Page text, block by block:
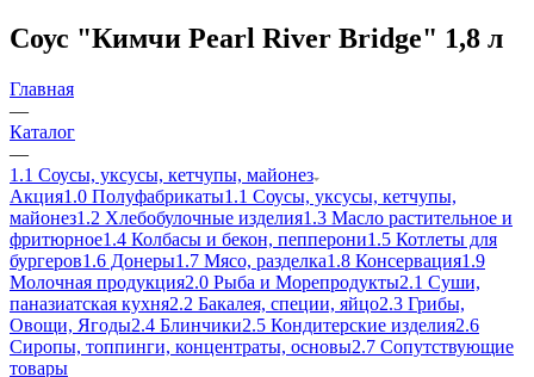
Соус "Кимчи Pearl River Bridge" 1,8 л
Главная
—
Каталог
—
1.1 Соусы, уксусы, кетчупы, майонез
Акция1.0 Полуфабрикаты1.1 Соусы, уксусы, кетчупы,
майонез1.2 Хлебобулочные изделия1.3 Масло растительное и
фритюрное1.4 Колбасы и бекон, пепперони1.5 Котлеты для
бургеров1.6 Донеры1.7 Мясо, разделка1.8 Консервация1.9
Молочная продукция2.0 Рыба и Морепродукты2.1 Суши,
паназиатская кухня2.2 Бакалея, специи, яйцо2.3 Грибы,
Овощи, Ягоды2.4 Блинчики2.5 Кондитерские изделия2.6
Сиропы, топпинги, концентраты, основы2.7 Сопутствующие
товары